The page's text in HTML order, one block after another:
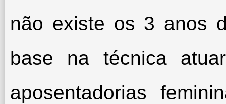
não existe os 3 anos
base na técnica
aposentadorias